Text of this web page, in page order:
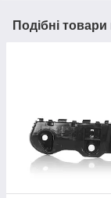
Подібні товари